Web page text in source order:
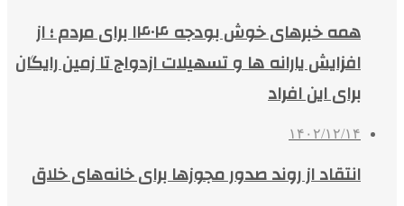
همه خبرهای‌ خوش بودجه ۱۴۰۴ برای مردم ؛ از
افزایش یارانه‌ ها و تسهیلات ازدواج تا زمین رایگان
برای این افراد
۱۴۰۲/۱۲/۱۴
انتقاد از روند صدور مجوزها برای خانه‌های خلاق